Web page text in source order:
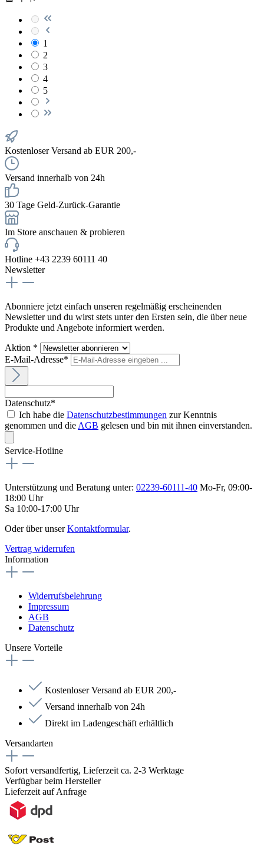
1
2
3
4
5
Kostenloser Versand ab EUR 200,-
Versand innerhalb von 24h
30 Tage Geld-Zurück-Garantie
Im Store anschauen & probieren
Hotline +43 2239 60111 40
Newsletter
Abonniere jetzt einfach unseren regelmäßig erscheinenden
Newsletter und du wirst stets unter den Ersten sein, die über neue
Produkte und Angebote informiert werden.
Aktion *
E-Mail-Adresse*
Datenschutz*
Ich habe die Datenschutzbestimmungen zur Kenntnis
genommen und die AGB gelesen und bin mit ihnen einverstanden.
Service-Hotline
Unterstützung und Beratung unter: 02239-60111-40 Mo-Fr, 09:00-
18:00 Uhr
Sa 10:00-17:00 Uhr
Oder über unserKontaktformular.
Vertrag widerrufen
Information
Widerrufsbelehrung
Impressum
AGB
Datenschutz
Unsere Vorteile
Kostenloser Versand ab EUR 200,-
Versand innerhalb von 24h
Direkt im Ladengeschäft erhältlich
Versandarten
Sofort versandfertig, Lieferzeit ca. 2-3 Werktage
Verfügbar beim Hersteller
Lieferzeit auf Anfrage